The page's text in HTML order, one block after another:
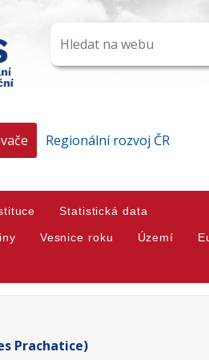
Regionální rozvoj ČR
Statistická data
Vesnice roku Území
Prachatice)